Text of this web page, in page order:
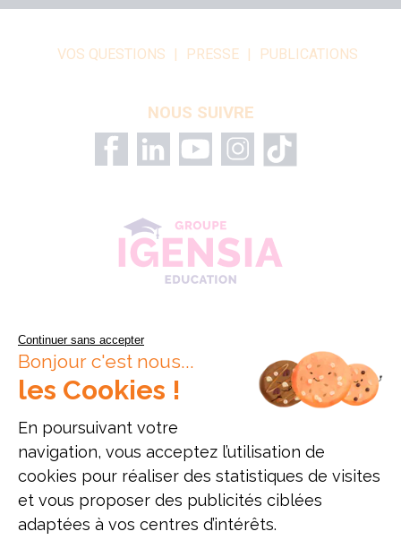
VOS QUESTIONS PRESSE PUBLICATIONS
NOUS SUIVRE
Données personnelles Mentions légales
Offres d'emploi
Continuer sans accepter
Bonjour c'est nous...
les Cookies !
En poursuivant votre
navigation, vous acceptez l’utilisation de
cookies pour réaliser des statistiques de visites
et vous proposer des publicités ciblées
adaptées à vos centres d’intérêts.